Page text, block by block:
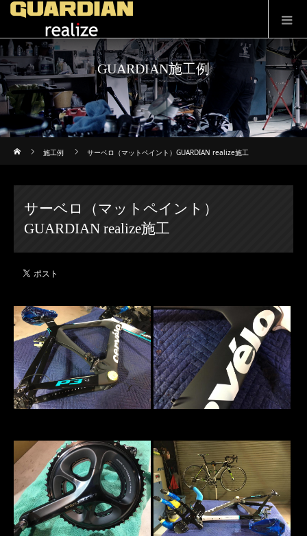
GUARDIAN施工例
施工例
サーベロ（マットペイント）GUARDIAN realize施工
サーベロ（マットペイント）
GUARDIAN realize施工